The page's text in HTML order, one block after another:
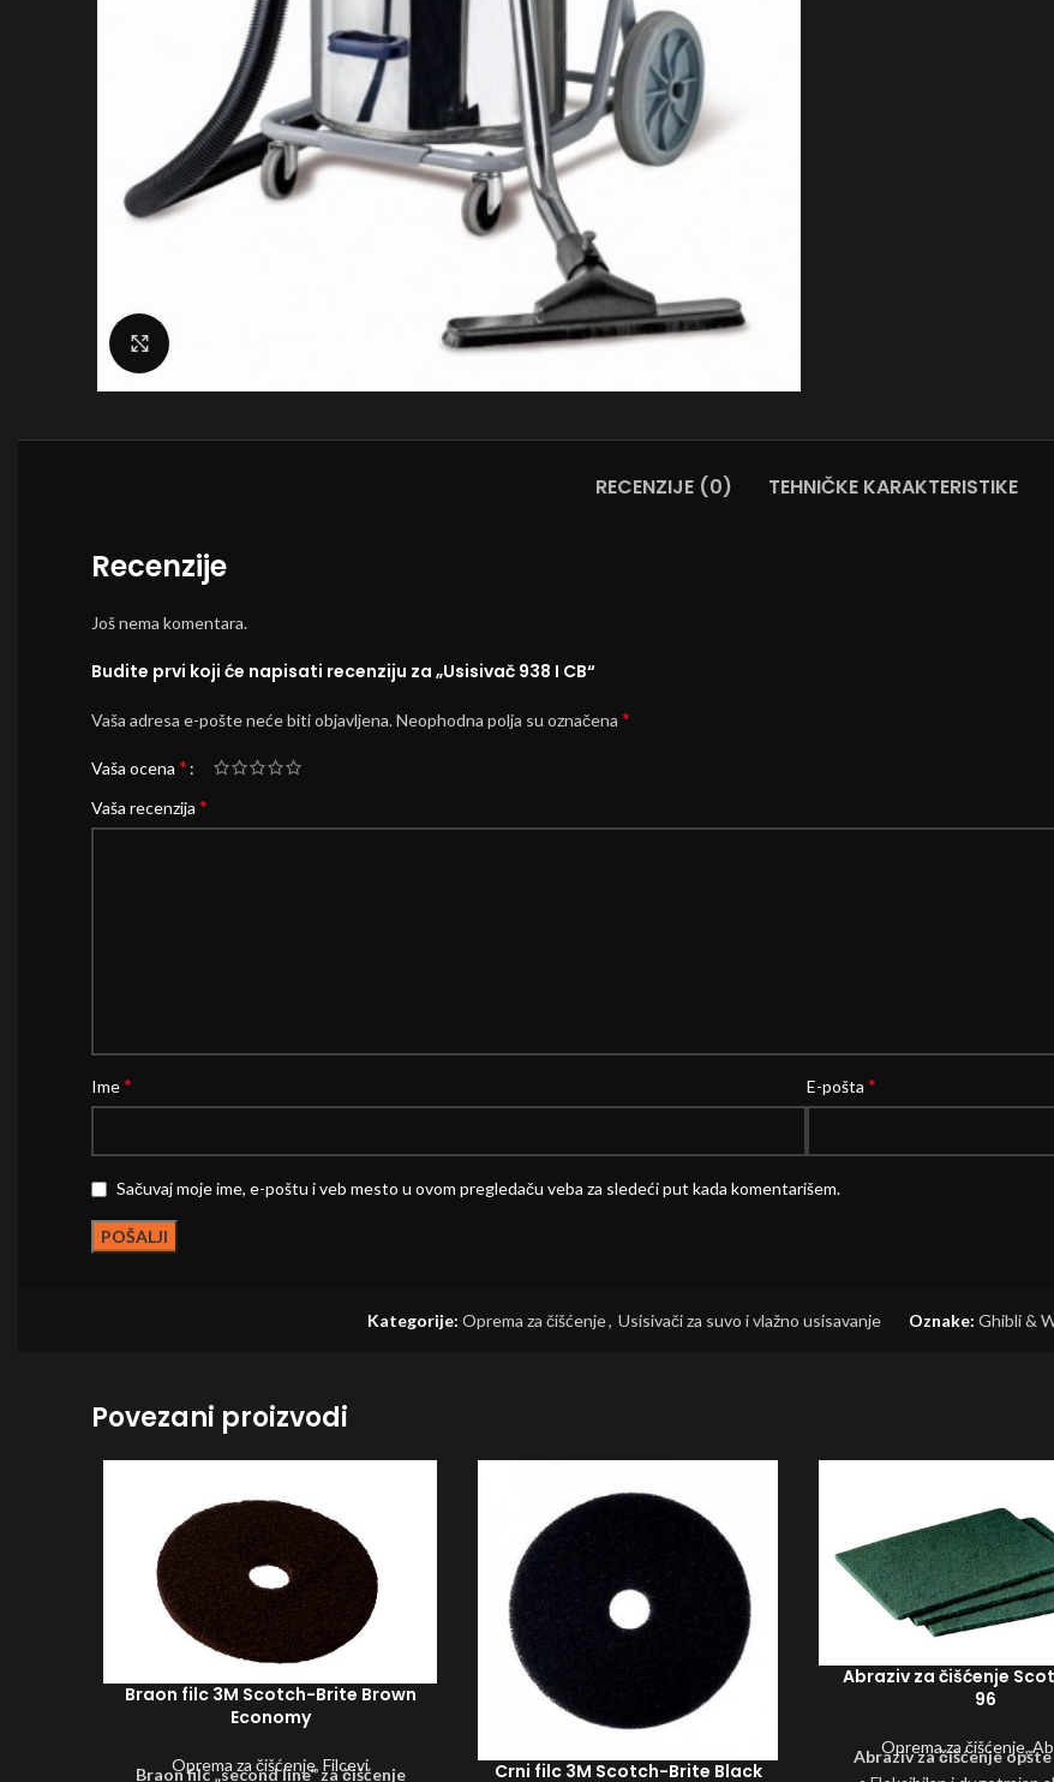
RECENZIJE (0) TEHNIČKE KARAKTERISTIKE
Recenzije
Još nema komentara.
Budite prvi koji će napisati recenziju za „Usisivač 938 I CB“
Vaša adresa e-pošte neće biti objavljena.Neophodna polja su označena *
Vaša ocena *
Vaša recenzija *
Ime* E-pošta *
Sačuvaj moje ime, e-poštu i veb mesto u ovom pregledaču veba za sledeći put kada komentarišem.
Kategorije: Oprema za čišćenje, Usisivači za suvo i vlažno usisavanje Oznake: Ghibli &
Povezani proizvodi
Braon filc 3M Scotch-Brite Brown
Economy
Oprema za čišćenje, Filcevi
Braon filc „second line“ za čišćenje
Crni filc 3M Scotch-Brite Black
Abraziv za čišćenje
96
Oprema za čišćenje,
Abraziv za čišćenje